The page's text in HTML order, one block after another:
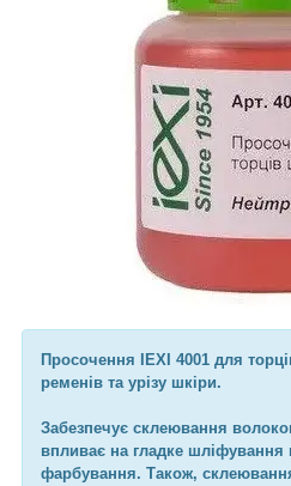
Просочення IEXI 4001 для
ременів та урізу шкіри.
Забезпечує склеювання
впливає на гладке шліфування
фарбування. Також,